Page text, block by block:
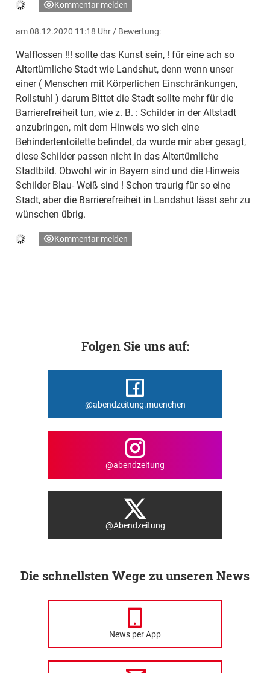
Kommentar melden
am 08.12.2020 11:18 Uhr / Bewertung:
Walflossen !!! sollte das Kunst sein, ! für eine ach so
Altertümliche Stadt wie Landshut, denn wenn unser
einer ( Menschen mit Körperlichen Einschränkungen,
Rollstuhl ) darum Bittet die Stadt sollte mehr für die
Barrierefreiheit tun, wie z. B. : Schilder in der Altstadt
anzubringen, mit dem Hinweis wo sich eine
Behindertentoilette befindet, da wurde mir aber gesagt,
diese Schilder passen nicht in das Altertümliche
Stadtbild. Obwohl wir in Bayern sind und die Hinweis
Schilder Blau- Weiß sind ! Schon traurig für so eine
Stadt, aber die Barrierefreiheit in Landshut lässt sehr zu
wünschen übrig.
Kommentar melden
Folgen Sie uns auf:
@abendzeitung.muenchen
@abendzeitung
@Abendzeitung
Die schnellsten Wege zu unseren News
News per App